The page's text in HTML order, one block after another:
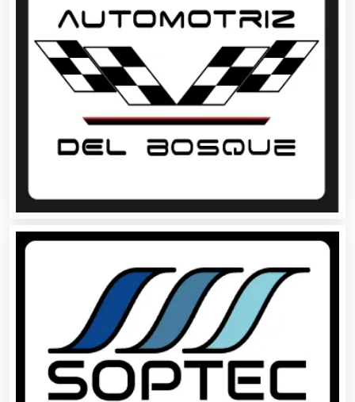
Asociaciones Empresariales
Audio, Sonido e Iluminación
Audios para Eventos
Autobuses
Automatización
Automóviles Nuevos y Usados